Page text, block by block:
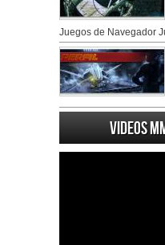
Juegos de Navegador
Videos